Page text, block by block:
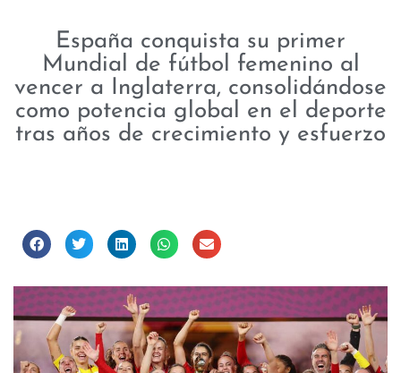
España conquista su primer
Mundial de fútbol femenino al
vencer a Inglaterra, consolidándose
como potencia global en el deporte
tras años de crecimiento y esfuerzo